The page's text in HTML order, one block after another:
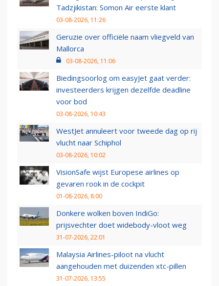
Tadzjikistan: Somon Air eerste klant
03-08-2026, 11:26
Geruzie over officiële naam vliegveld van
Mallorca
03-08-2026, 11:06
Biedingsoorlog om easyJet gaat verder:
investeerders krijgen dezelfde deadline
voor bod
03-08-2026, 10:43
WestJet annuleert voor tweede dag op rij
vlucht naar Schiphol
03-08-2026, 10:02
VisionSafe wijst Europese airlines op
gevaren rook in de cockpit
01-08-2026, 8:00
Donkere wolken boven IndiGo:
prijsvechter doet widebody-vloot weg
31-07-2026, 22:01
Malaysia Airlines-piloot na vlucht
aangehouden met duizenden xtc-pillen
31-07-2026, 13:55